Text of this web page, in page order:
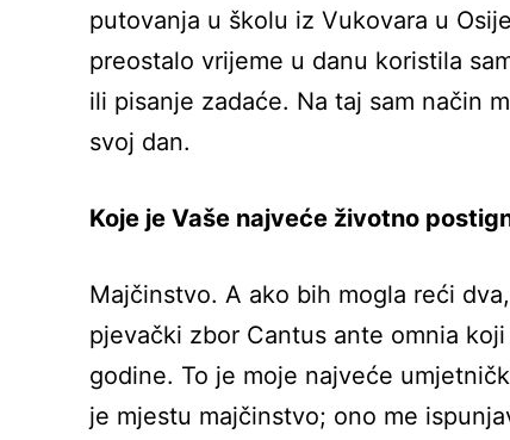
putovanja u školu iz Vukovara u
preostalo vrijeme u danu koristila
ili pisanje zadaće. Na taj sam način
svoj dan.
Koje je Vaše najveće životno
Majčinstvo. A ako bih mogla reći
pjevački zbor Cantus ante omnia
godine. To je moje najveće
je mjestu majčinstvo; ono me